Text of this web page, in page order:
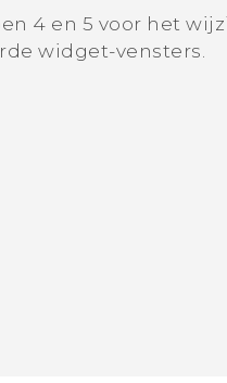
4 en 5 voor het
widget-vensters.